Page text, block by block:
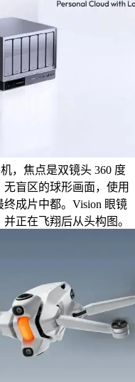
，焦点是双镜头 360 度
盲区的球形画面，使用
成片中都。Vision 眼镜
正在飞翔后从头构图。